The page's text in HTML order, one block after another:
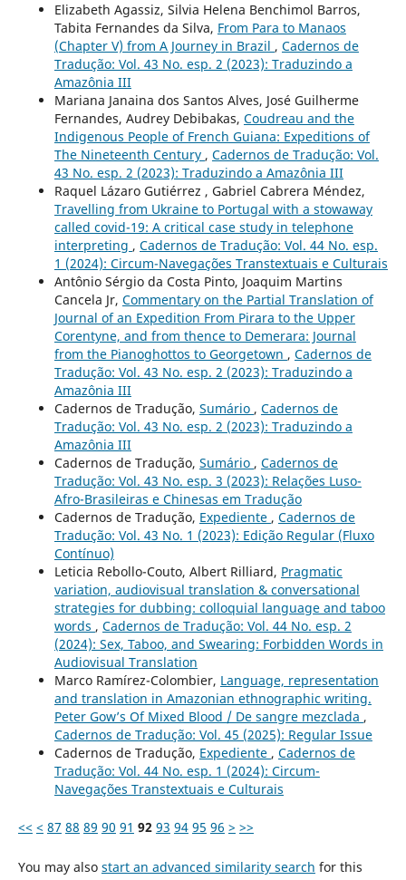
Elizabeth Agassiz, Silvia Helena Benchimol Barros,
Tabita Fernandes da Silva, From Para to Manaos
(Chapter V) from A Journey in Brazil , Cadernos de
Tradução: Vol. 43 No. esp. 2 (2023): Traduzindo a
Amazônia III
Mariana Janaina dos Santos Alves, José Guilherme
Fernandes, Audrey Debibakas, Coudreau and the
Indigenous People of French Guiana: Expeditions of
The Nineteenth Century , Cadernos de Tradução: Vol.
43 No. esp. 2 (2023): Traduzindo a Amazônia III
Raquel Lázaro Gutiérrez , Gabriel Cabrera Méndez,
Travelling from Ukraine to Portugal with a stowaway
called covid-19: A critical case study in telephone
interpreting , Cadernos de Tradução: Vol. 44 No. esp.
1 (2024): Circum-Navegações Transtextuais e Culturais
Antônio Sérgio da Costa Pinto, Joaquim Martins
Cancela Jr, Commentary on the Partial Translation of
Journal of an Expedition From Pirara to the Upper
Corentyne, and from thence to Demerara: Journal
from the Pianoghottos to Georgetown , Cadernos de
Tradução: Vol. 43 No. esp. 2 (2023): Traduzindo a
Amazônia III
Cadernos de Tradução, Sumário , Cadernos de
Tradução: Vol. 43 No. esp. 2 (2023): Traduzindo a
Amazônia III
Cadernos de Tradução, Sumário , Cadernos de
Tradução: Vol. 43 No. esp. 3 (2023): Relações Luso-
Afro-Brasileiras e Chinesas em Tradução
Cadernos de Tradução, Expediente , Cadernos de
Tradução: Vol. 43 No. 1 (2023): Edição Regular (Fluxo
Contínuo)
Leticia Rebollo-Couto, Albert Rilliard, Pragmatic
variation, audiovisual translation & conversational
strategies for dubbing: colloquial language and taboo
words , Cadernos de Tradução: Vol. 44 No. esp. 2
(2024): Sex, Taboo, and Swearing: Forbidden Words in
Audiovisual Translation
Marco Ramírez-Colombier, Language, representation
and translation in Amazonian ethnographic writing.
Peter Gow’s Of Mixed Blood / De sangre mezclada ,
Cadernos de Tradução: Vol. 45 (2025): Regular Issue
Cadernos de Tradução, Expediente , Cadernos de
Tradução: Vol. 44 No. esp. 1 (2024): Circum-
Navegações Transtextuais e Culturais
<< < 87 88 89 90 91 92 93 94 95 96 > >>
You may also start an advanced similarity search for this